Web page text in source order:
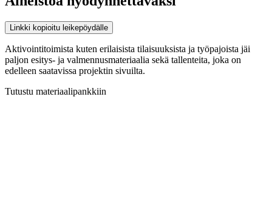
Linkki kopioitu leikepöydälle
Aktivointitoimista kuten erilaisista tilaisuuksista ja työpajoista jäi
paljon esitys- ja valmennusmateriaalia sekä tallenteita, joka on
edelleen saatavissa projektin sivuilta.
Tutustu materiaalipankkiin